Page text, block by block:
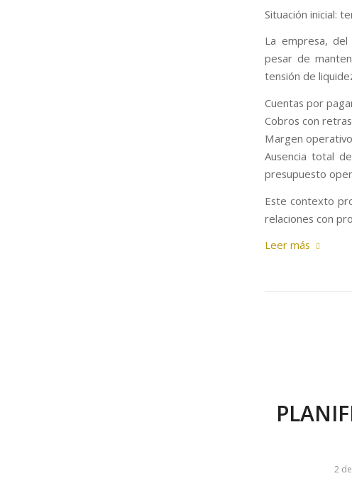
Situación inicial:
La empresa,
pesar de
tensión de
Cuentas por
Cobros con
Margen
Ausencia total
presupuesto
Este contexto
relaciones con
Leer más
2